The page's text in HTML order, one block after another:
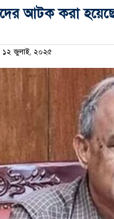
আটক করা হয়েছে:
১২ জুলাই, ২০২৫